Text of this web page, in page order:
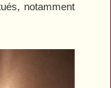
notamment